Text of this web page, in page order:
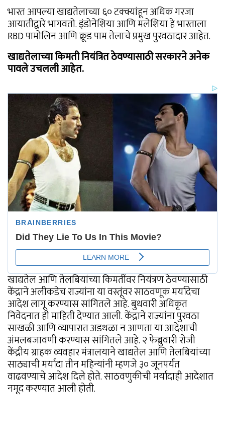
भारत आपल्या खाद्यतेलाच्या ६० टक्क्यांहून अधिक गरजा
आयातीद्वारे भागवतो. इंडोनेशिया आणि मलेशिया हे भारताला
RBD पामोलिन आणि क्रूड पाम तेलाचे प्रमुख पुरवठादार आहेत.
खाद्यतेलाच्या किमती नियंत्रित ठेवण्यासाठी सरकारने अनेक
पावले उचलली आहेत.
खाद्यतेल आणि तेलबियांच्या किमतींवर नियंत्रण ठेवण्यासाठी
केंद्राने अलीकडेच राज्यांना या वस्तूंवर साठवणूक मर्यादेचा
आदेश लागू करण्यास सांगितले आहे. बुधवारी अधिकृत
निवेदनात ही माहिती देण्यात आली. केंद्राने राज्यांना पुरवठा
साखळी आणि व्यापारात अडथळा न आणता या आदेशाची
अंमलबजावणी करण्यास सांगितले आहे. २ फेब्रुवारी रोजी
केंद्रीय ग्राहक व्यवहार मंत्रालयाने खाद्यतेल आणि तेलबियांच्या
साठ्याची मर्यादा तीन महिन्यांनी म्हणजे ३० जूनपर्यंत
वाढवण्याचे आदेश दिले होते. साठवणुकीची मर्यादाही आदेशात
नमूद करण्यात आली होती.